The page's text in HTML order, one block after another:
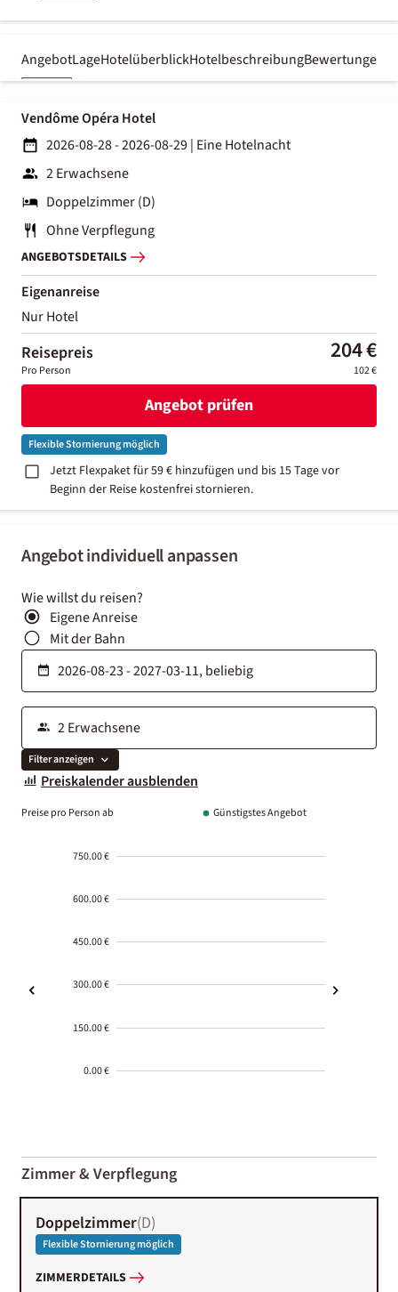
AngebotLageHotelüberblickHotelbeschreibungBewertungen
Angebot individuell anpassen
Wie willst du reisen?
Eigene Anreise
Mit der Bahn
Filter anzeigen
Preiskalender ausblenden
Preise pro Person ab Günstigstes Angebot
750.00 €
600.00 €
450.00 €
300.00 €
150.00 €
0.00 €
01-02
Zimmer & Verpflegung
Doppelzimmer(D)
Flexible Stornierung möglich
ZIMMERDETAILS
Vendôme Opéra Hotel
2026-08-28 - 2026-08-29| Eine Hotelnacht
2 Erwachsene
Doppelzimmer (D)
Ohne Verpflegung
ANGEBOTSDETAILS
Eigenanreise
Nur Hotel
Reisepreis 204 €
Pro Person 102 €
Angebot prüfen
Flexible Stornierung möglich
Jetzt Flexpaket für 59 € hinzufügen und bis 15 Tage vor
Beginn der Reise kostenfrei stornieren.